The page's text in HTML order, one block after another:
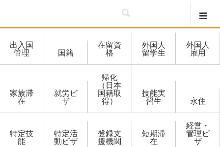
出入国
管理 国籍
在留資
格
外国人
留学生
外国人
雇用
家族滞
在
就労ビ
ザ
帰化
（日本
国籍取
得）
技能実
習生 永住
特定技
能
特定活
動ビザ
登録支
援機関
短期滞
在
経営・
管理ビ
ザ